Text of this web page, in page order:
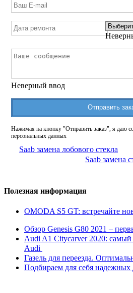
Неверный ввод
Отправить
Нажимая на кнопку "Отправить заказ", я даю
персональных данных
Saab замена лобового стекла
Saab замена
Полезная информация
OMODA S5 GT: встречайте
Обзор Genesis G80 2021 –
Audi A1 Citycarver 2020: самый
Audi
Газель для переезда.
Подбираем для себя надежных